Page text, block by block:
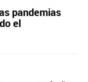
pandemias
el